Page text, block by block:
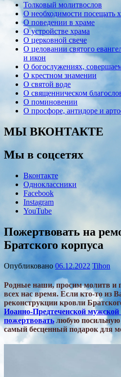
Толковый молитвослов
О необходимости посещать
О поведении в храме
О устройстве храма
О церковной свече
О целовании святого
и икон
О богослужениях,
О крестном знамении
О святой воде
О священническом
О поминовении
О просфоре, антидоре и
МЫ ВКОНТАКТЕ
Мы в соцсетях
Вконтакте
Одноклассники
Facebook
Instagram
YouTube
Пожертвовать на
Братского корпуса
Опубликовано 06.12.2022 Tihon
Родные наши, просим молитв и
всех нас время. Если кто-то из
реконструкции кровли
Иоанно-Предтеченской
пожертвовать любую посильную
самый бесценный подарок для